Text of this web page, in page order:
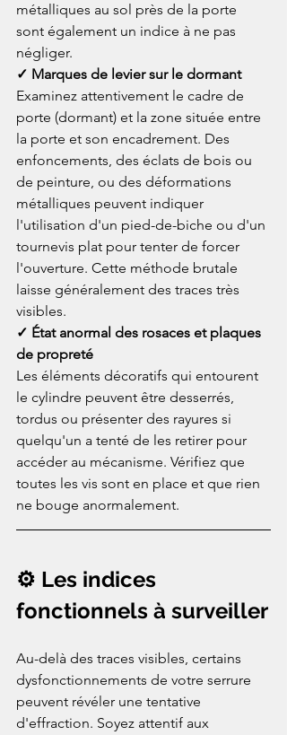
métalliques au sol près de la porte
sont également un indice à ne pas
négliger.
✓ Marques de levier sur le dormant
Examinez attentivement le cadre de
porte (dormant) et la zone située entre
la porte et son encadrement. Des
enfoncements, des éclats de bois ou
de peinture, ou des déformations
métalliques peuvent indiquer
l'utilisation d'un pied-de-biche ou d'un
tournevis plat pour tenter de forcer
l'ouverture. Cette méthode brutale
laisse généralement des traces très
visibles.
✓ État anormal des rosaces et plaques
de propreté
Les éléments décoratifs qui entourent
le cylindre peuvent être desserrés,
tordus ou présenter des rayures si
quelqu'un a tenté de les retirer pour
accéder au mécanisme. Vérifiez que
toutes les vis sont en place et que rien
ne bouge anormalement.
⚙️ Les indices
fonctionnels à surveiller
Au-delà des traces visibles, certains
dysfonctionnements de votre serrure
peuvent révéler une tentative
d'effraction. Soyez attentif aux